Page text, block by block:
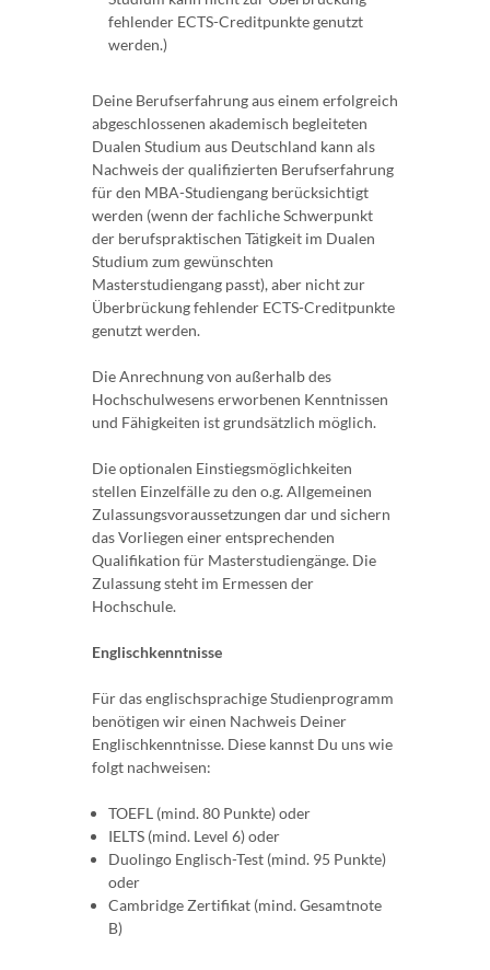
fehlender ECTS-Creditpunkte genutzt
werden.)
Deine Berufserfahrung aus einem erfolgreich
abgeschlossenen akademisch begleiteten
Dualen Studium aus Deutschland kann als
Nachweis der qualifizierten Berufserfahrung
für den MBA-Studiengang berücksichtigt
werden (wenn der fachliche Schwerpunkt
der berufspraktischen Tätigkeit im Dualen
Studium zum gewünschten
Masterstudiengang passt), aber nicht zur
Überbrückung fehlender ECTS-Creditpunkte
genutzt werden.
Die Anrechnung von außerhalb des
Hochschulwesens erworbenen Kenntnissen
und Fähigkeiten ist grundsätzlich möglich.
Die optionalen Einstiegsmöglichkeiten
stellen Einzelfälle zu den o.g. Allgemeinen
Zulassungsvoraussetzungen dar und sichern
das Vorliegen einer entsprechenden
Qualifikation für Masterstudiengänge. Die
Zulassung steht im Ermessen der
Hochschule.
Englischkenntnisse
Für das englischsprachige Studienprogramm
benötigen wir einen Nachweis Deiner
Englischkenntnisse. Diese kannst Du uns wie
folgt nachweisen:
TOEFL (mind. 80 Punkte) oder
IELTS (mind. Level 6) oder
Duolingo Englisch-Test (mind. 95 Punkte)
oder
Cambridge Zertifikat (mind. Gesamtnote
B)